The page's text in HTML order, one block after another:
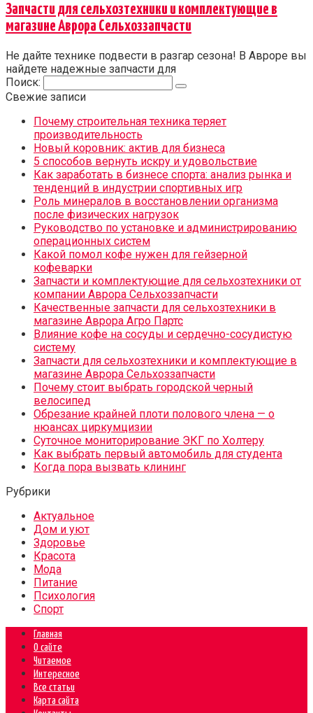
Запчасти для сельхозтехники и комплектующие в
магазине Аврора Сельхоззапчасти
Не дайте технике подвести в разгар сезона! В Авроре вы
найдете надежные запчасти для
Поиск:
Свежие записи
Почему строительная техника теряет
производительность
Новый коровник: актив для бизнеса
5 способов вернуть искру и удовольствие
Как заработать в бизнесе спорта: анализ рынка и
тенденций в индустрии спортивных игр
Роль минералов в восстановлении организма
после физических нагрузок
Руководство по установке и администрированию
операционных систем
Какой помол кофе нужен для гейзерной
кофеварки
Запчасти и комплектующие для сельхозтехники от
компании Аврора Сельхоззапчасти
Качественные запчасти для сельхозтехники в
магазине Аврора Агро Партс
Влияние кофе на сосуды и сердечно-сосудистую
систему
Запчасти для сельхозтехники и комплектующие в
магазине Аврора Сельхоззапчасти
Почему стоит выбрать городской черный
велосипед
Обрезание крайней плоти полового члена — о
нюансах циркумцизии
Суточное мониторирование ЭКГ по Холтеру
Как выбрать первый автомобиль для студента
Когда пора вызвать клининг
Рубрики
Актуальное
Дом и уют
Здоровье
Красота
Мода
Питание
Психология
Спорт
Главная
О сайте
Читаемое
Интересное
Все статьи
Карта сайта